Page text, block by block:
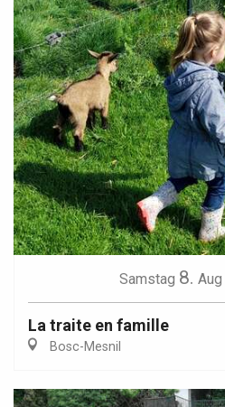
Samstag 8. Aug
La traite en famille
Bosc-Mesnil